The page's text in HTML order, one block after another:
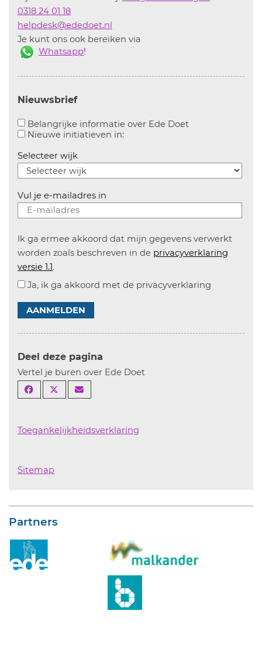
0318 24 01 18
helpdesk@ededoet.nl
Je kunt ons ook bereiken via
Whatsapp!
Nieuwsbrief
Belangrijke informatie over Ede Doet
Nieuwe initiatieven in:Aanvinken om informatie over
Selecteer wijk
Vul je e-mailadres in
Ik ga ermee akkoord dat mijn gegevens verwerkt
worden zoals beschreven in de privacyverklaring
versie 1.1.
Ja, ik ga akkoord met de privacyverklaring
AANMELDEN
Deel deze pagina
Vertel je buren over Ede Doet
Toegankelijkheidsverklaring
Sitemap
Partners